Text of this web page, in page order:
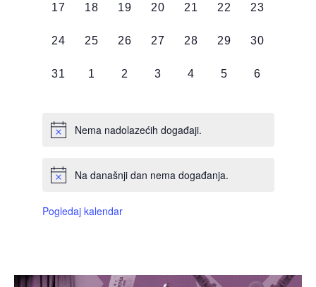
0
17
0
18
0
19
0
20
0
21
0
22
0
23
0
24
0
25
0
26
0
27
0
28
0
29
0
30
0
31
0
1
0
2
0
3
0
4
0
5
0
6
Nema nadolazećih događaji.
Na današnji dan nema događanja.
Pogledaj kalendar